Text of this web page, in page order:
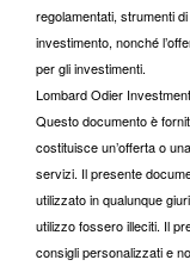
regolamentati, strumenti
investimento, nonché
per gli investimenti.
Lombard Odier
Questo documento è
costituisce un’offerta o
servizi. Il presente
utilizzato in qualunque
utilizzo fossero illeciti. Il
consigli personalizzati e